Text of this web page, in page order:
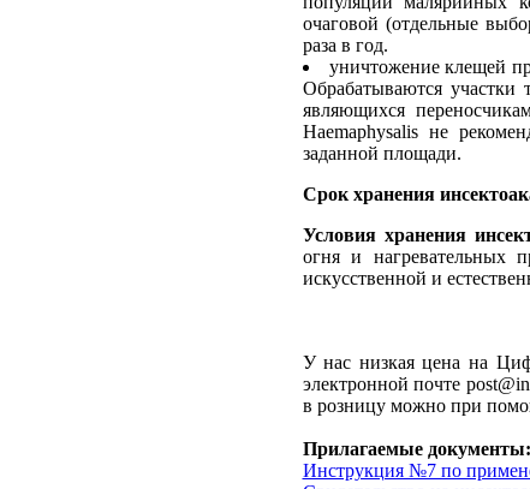
очаговой (отдельные
раза в год.
уничтожение клещей
Обрабатываются
являющихся
Haemaphysalis не
заданной площади.
Срок хранения
Условия хранения
огня и нагревательных
искусственной и
У нас низкая цена на
электронной почте
в розницу можно при
Прилагаемые документы:
Инструкция №7 по